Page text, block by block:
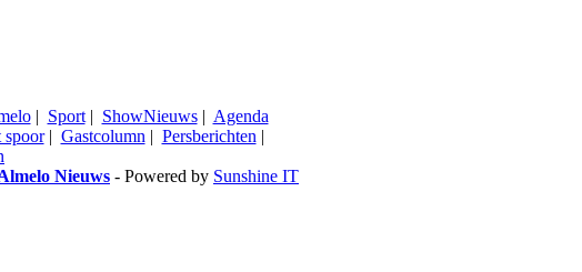
| Sport| ShowNieuws| Agenda
spoor| Gastcolumn| Persberichten|
Nieuws - Powered by Sunshine IT